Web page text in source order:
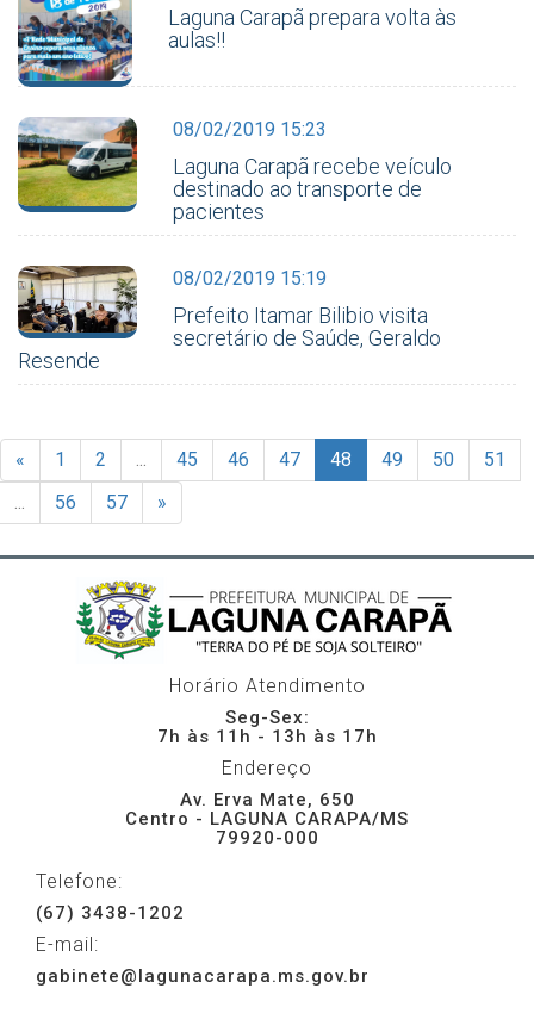
Laguna Carapã prepara volta às
aulas!!
08/02/2019 15:23
Laguna Carapã recebe veículo
destinado ao transporte de
pacientes
08/02/2019 15:19
Prefeito Itamar Bilibio visita
secretário de Saúde, Geraldo
Resende
« 1 2 45 46 47 48 49 50
51
56 57 »
Horário Atendimento
Seg-Sex:
7h às 11h - 13h às 17h
Endereço
Av. Erva Mate, 650
Centro - LAGUNA CARAPA/MS
79920-000
Telefone:
(67) 3438-1202
E-mail:
gabinete@lagunacarapa.ms.gov.br